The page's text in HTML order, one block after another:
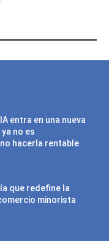
entra en una nueva
no es
hacerla rentable
que redefine la
minorista